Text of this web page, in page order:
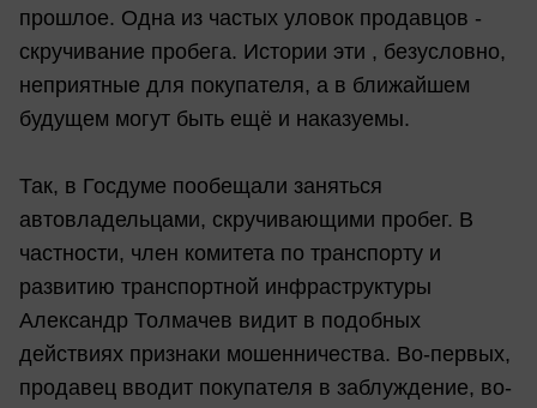
прошлое. Одна из частых уловок продавцов -
скручивание пробега. Истории эти , безусловно,
неприятные для покупателя, а в ближайшем
будущем могут быть ещё и наказуемы.
Так, в Госдуме пообещали заняться
автовладельцами, скручивающими пробег. В
частности, член комитета по транспорту и
развитию транспортной инфраструктуры
Александр Толмачев видит в подобных
действиях признаки мошенничества. Во-первых,
продавец вводит покупателя в заблуждение, во-